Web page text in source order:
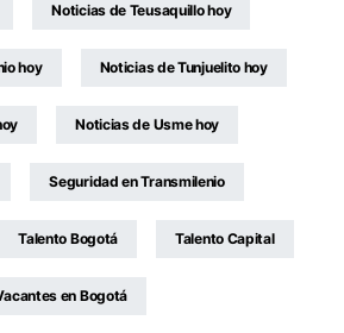
Noticias de Teusaquillo hoy
hoy Noticias de Tunjuelito hoy
Noticias de Usme hoy
Seguridad en Transmilenio
Talento Bogotá Talento Capital
en Bogotá